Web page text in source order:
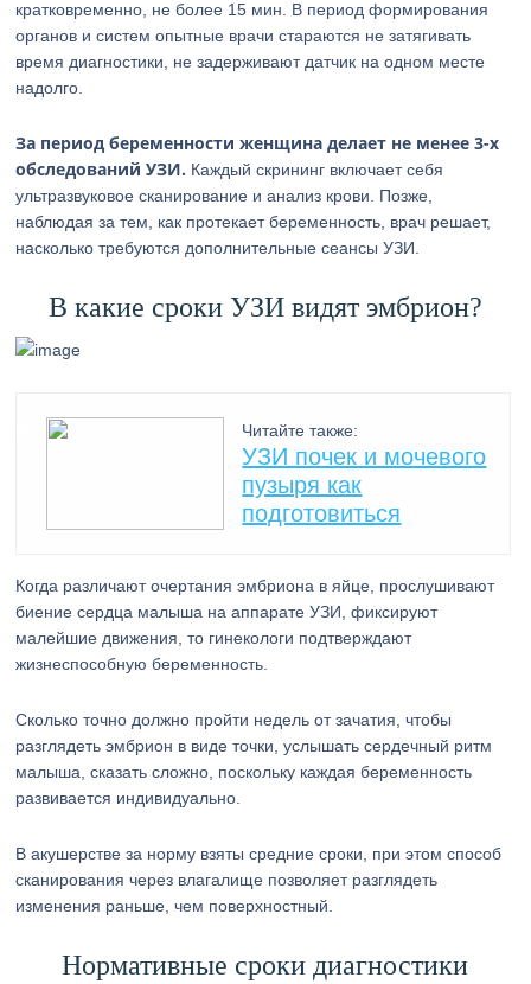
кратковременно, не более 15 мин. В период формирования
органов и систем опытные врачи стараются не затягивать
время диагностики, не задерживают датчик на одном месте
надолго.
За период беременности женщина делает не менее 3-х
обследований УЗИ. Каждый скрининг включает себя
ультразвуковое сканирование и анализ крови. Позже,
наблюдая за тем, как протекает беременность, врач решает,
насколько требуются дополнительные сеансы УЗИ.
В какие сроки УЗИ видят эмбрион?
Читайте также:
УЗИ почек и мочевого
пузыря как
подготовиться
Когда различают очертания эмбриона в яйце, прослушивают
биение сердца малыша на аппарате УЗИ, фиксируют
малейшие движения, то гинекологи подтверждают
жизнеспособную беременность.
Сколько точно должно пройти недель от зачатия, чтобы
разглядеть эмбрион в виде точки, услышать сердечный ритм
малыша, сказать сложно, поскольку каждая беременность
развивается индивидуально.
В акушерстве за норму взяты средние сроки, при этом способ
сканирования через влагалище позволяет разглядеть
изменения раньше, чем поверхностный.
Нормативные сроки диагностики